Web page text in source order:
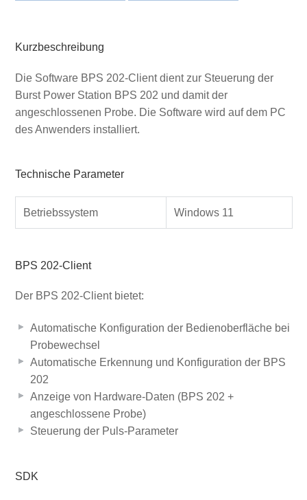
Kurzbeschreibung
Die Software BPS 202-Client dient zur Steuerung der
Burst Power Station BPS 202 und damit der
angeschlossenen Probe. Die Software wird auf dem PC
des Anwenders installiert.
Technische Parameter
Betriebssystem Windows 11
BPS 202-Client
Der BPS 202-Client bietet:
Automatische Konfiguration der Bedienoberfläche bei
Probewechsel
Automatische Erkennung und Konfiguration der BPS
202
Anzeige von Hardware-Daten (BPS 202 +
angeschlossene Probe)
Steuerung der Puls-Parameter
SDK